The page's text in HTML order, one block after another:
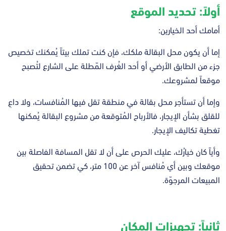
أولاً: تحديد الموقع
أمامك أحد الخيارين:
إما أن يكون محل البقالة ملكك، فإن كنت تملك بيتاً يُمكنك تخصيص
جزء من الطابق الأرضي أو أحد الغُرف المّطلة على الشارع لتُصبح
موقعاً لمشروعك.
وإما أن تستأجر محل بقالة في منطقة تقل فيها المُنافسات، ولا داعِ
للقلق بشأن الإيجار، فالأرباح المُتوقعة من مشروع البقالة يُمكنها
تغطية تكاليف الإيجار.
وأياً كان خيارُك، عليك الحرص على أن لا تقل المسافة الفاصلة بين
موقعك وبين أي مُنافس آخر عن 100 متر، كي تضمن تحقيق
المبيعات المرجوّة.
ثانياً: تجهيزات المكان